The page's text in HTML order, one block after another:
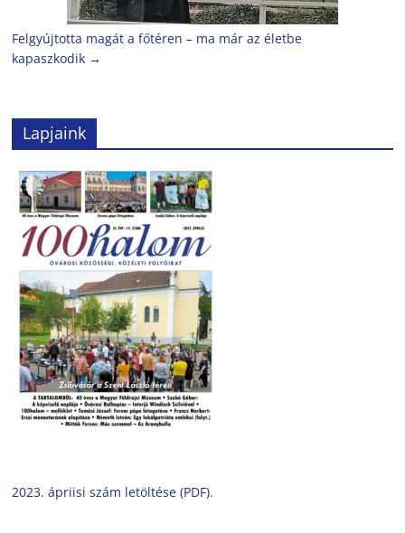
Felgyújtotta magát a főtéren – ma már az életbe
kapaszkodik →
Lapjaink
2023. ápriisi szám letöltése (PDF).